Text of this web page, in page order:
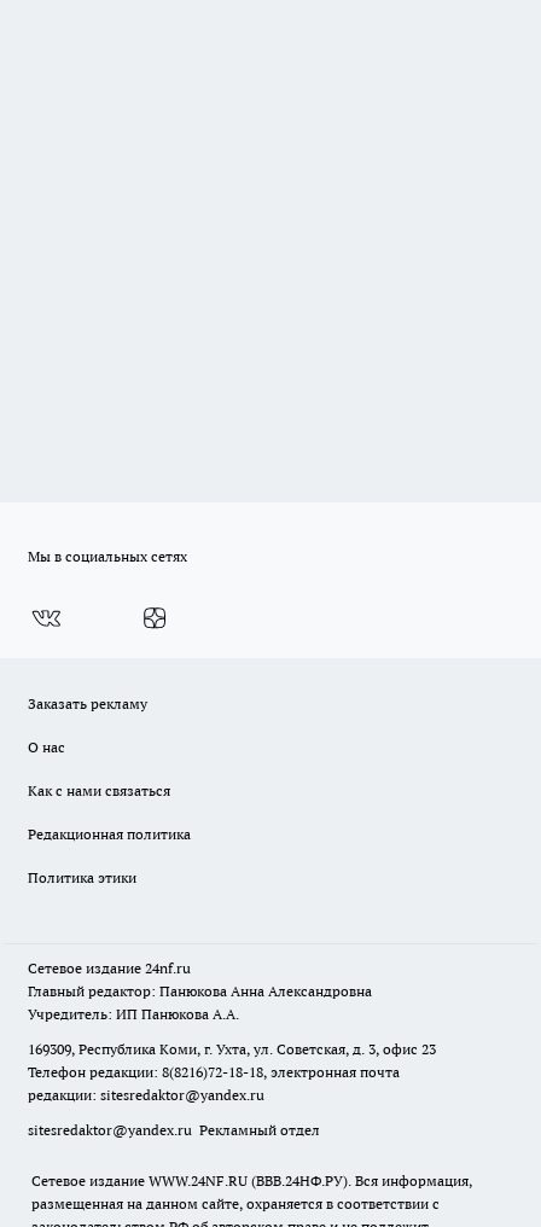
Мы в социальных сетях
Заказать рекламу
О нас
Как с нами связаться
Редакционная политика
Политика этики
Сетевое издание 24nf.ru
Главный редактор: Панюкова Анна Александровна
Учредитель: ИП Панюкова А.А.
169309, Республика Коми, г. Ухта, ул. Советская, д. 3, офис 23
Телефон редакции: 8(8216)72-18-18, электронная почта
редакции: sitesredaktor@yandex.ru
sitesredaktor@yandex.ru Рекламный отдел
Сетевое издание WWW.24NF.RU (ВВВ.24НФ.РУ). Вся информация,
размещенная на данном сайте, охраняется в соответствии с